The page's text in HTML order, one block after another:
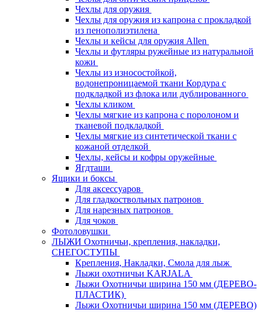
Чехлы для оружия
Чехлы для оружия из капрона с прокладкой
из пенополиэтилена
Чехлы и кейсы для оружия Allen
Чехлы и футляры ружейные из натуральной
кожи
Чехлы из износостойкой,
водонепроницаемой ткани Кордура с
подкладкой из флока или дублированного
Чехлы кликом
Чехлы мягкие из капрона с поролоном и
тканевой подкладкой
Чехлы мягкие из синтетической ткани с
кожаной отделкой
Чехлы, кейсы и кофры оружейные
Ягдташи
Ящики и боксы
Для аксессуаров
Для гладкоствольных патронов
Для нарезных патронов
Для чоков
Фотоловушки
ЛЫЖИ Охотничьи, крепления, накладки,
СНЕГОСТУПЫ
Крепления, Накладки, Смола для лыж
Лыжи охотничьи KARJALA
Лыжи Охотничьи ширина 150 мм (ДЕРЕВО-
ПЛАСТИК)
Лыжи Охотничьи ширина 150 мм (ДЕРЕВО)